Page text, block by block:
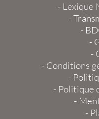
- Lexique
-
-
-
-
- Conditions
-
- Politique
-
-